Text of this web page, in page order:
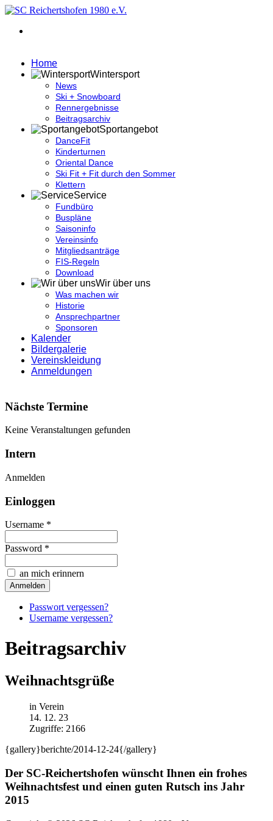
Home
Wintersport
News
Ski + Snowboard
Rennergebnisse
Beitragsarchiv
Sportangebot
DanceFit
Kinderturnen
Oriental Dance
Ski Fit + Fit durch den Sommer
Klettern
Service
Fundbüro
Buspläne
Saisoninfo
Vereinsinfo
Mitgliedsanträge
FIS-Regeln
Download
Wir über uns
Was machen wir
Historie
Ansprechpartner
Sponsoren
Kalender
Bildergalerie
Vereinskleidung
Anmeldungen
Nächste Termine
Keine Veranstaltungen gefunden
Intern
Anmelden
Einloggen
Username *
Password *
an mich erinnern
Passwort vergessen?
Username vergessen?
Beitragsarchiv
Weihnachtsgrüße
in Verein
14. 12. 23
Zugriffe: 2166
{gallery}berichte/2014-12-24{/gallery}
Der SC-Reichertshofen wünscht Ihnen ein frohes
Weihnachtsfest und einen guten Rutsch ins Jahr
2015